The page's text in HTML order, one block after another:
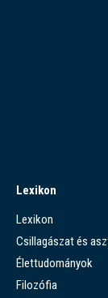
Lexikon
Lexikon
Csillagászat és
Élettudományok
Filozófia